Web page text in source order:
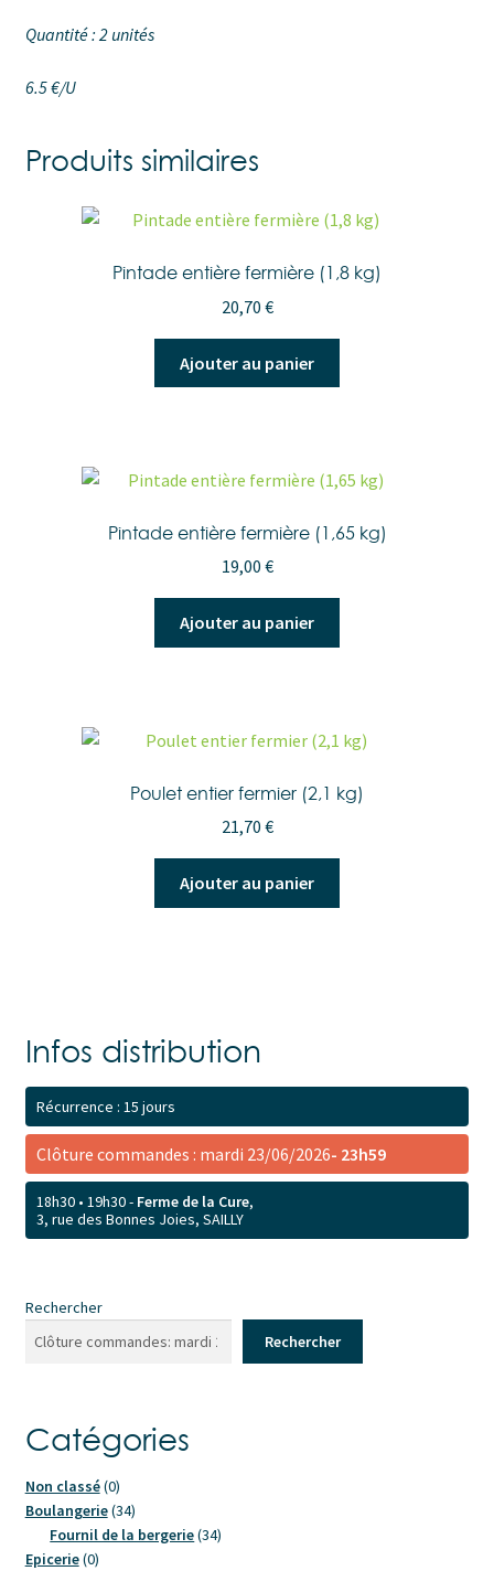
Quantité : 2 unités
6.5 €/U
Produits similaires
Pintade entière fermière (1,8 kg)
20,70 €
Ajouter au panier
Pintade entière fermière (1,65 kg)
19,00 €
Ajouter au panier
Poulet entier fermier (2,1 kg)
21,70 €
Ajouter au panier
Infos distribution
Récurrence : 15 jours
Clôture commandes : mardi 23/06/2026- 23h59
18h30 • 19h30 - Ferme de la Cure,
3, rue des Bonnes Joies, SAILLY
Rechercher
Rechercher
Catégories
Non classé 00
produit
Boulangerie 3434
produits
Fournil de la bergerie 3434
Epicerie 00